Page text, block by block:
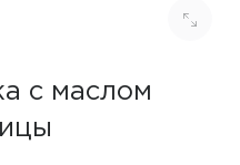
с маслом